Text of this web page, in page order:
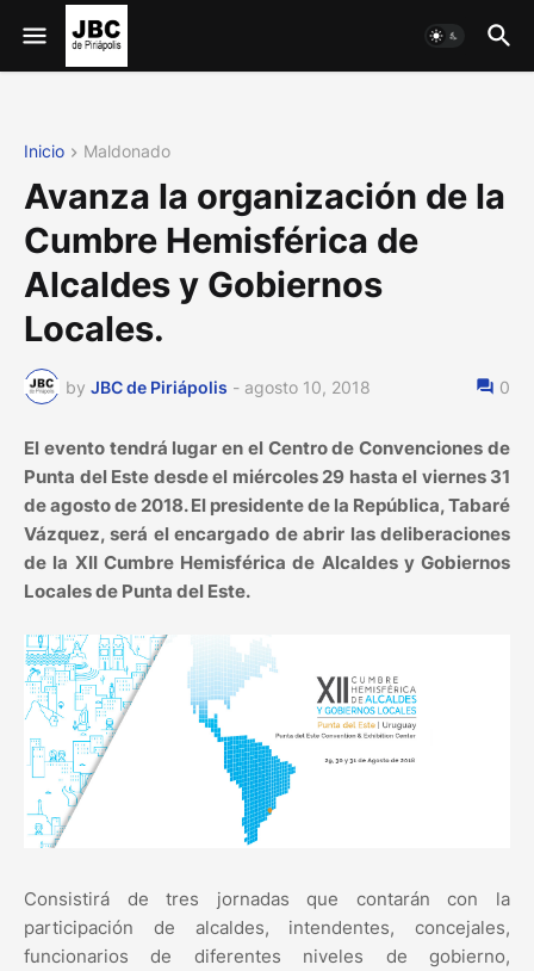
Inicio Maldonado
Avanza la organización de la
Cumbre Hemisférica de
Alcaldes y Gobiernos
Locales.
by JBC de Piriápolis - agosto 10, 2018 0
El evento tendrá lugar en el Centro de Convenciones de
Punta del Este desde el miércoles 29 hasta el viernes 31
de agosto de 2018. El presidente de la República, Tabaré
Vázquez, será el encargado de abrir las deliberaciones
de la XII Cumbre Hemisférica de Alcaldes y Gobiernos
Locales de Punta del Este.
Consistirá de tres jornadas que contarán con la
participación de alcaldes, intendentes, concejales,
funcionarios de diferentes niveles de gobierno,